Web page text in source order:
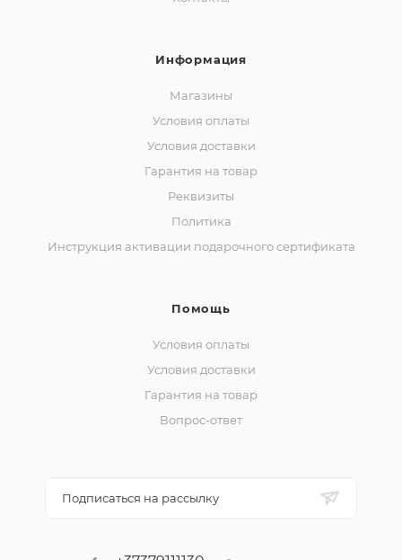
Информация
Магазины
Условия оплаты
Условия доставки
Гарантия на товар
Реквизиты
Политика
Инструкция активации подарочного сертификата
Помощь
Условия оплаты
Условия доставки
Гарантия на товар
Вопрос-ответ
Подписаться на рассылку